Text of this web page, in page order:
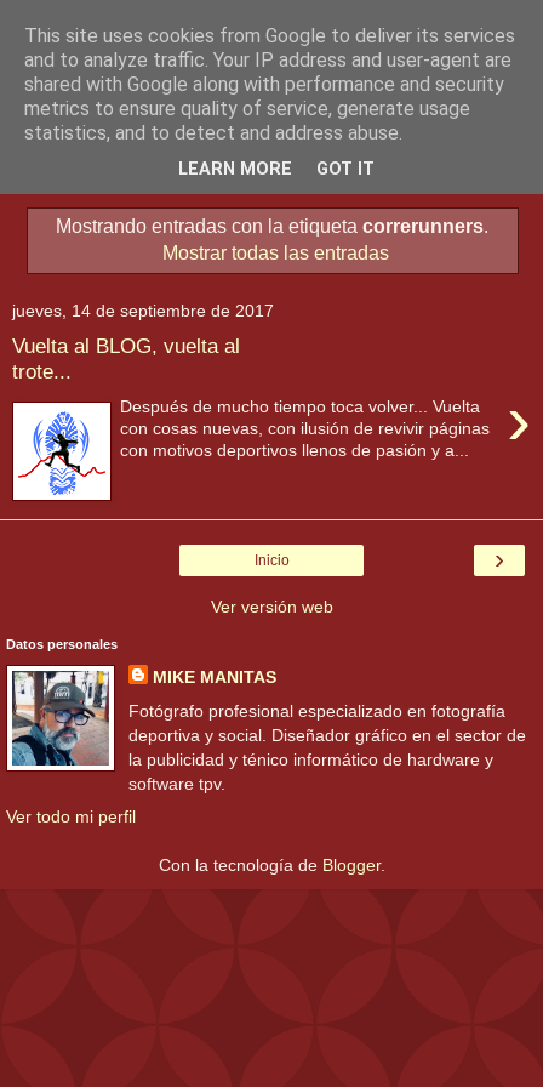
Mostrando entradas con la etiqueta correrunners.
Mostrar todas las entradas
jueves, 14 de septiembre de 2017
Vuelta al BLOG, vuelta al
trote...
›
Después de mucho tiempo toca volver... Vuelta
con cosas nuevas, con ilusión de revivir páginas
con motivos deportivos llenos de pasión y a...
›
Inicio
Ver versión web
Datos personales
MIKE MANITAS
Fotógrafo profesional especializado en fotografía
deportiva y social. Diseñador gráfico en el sector de
la publicidad y ténico informático de hardware y
software tpv.
Ver todo mi perfil
Con la tecnología de Blogger.
This site uses cookies from Google to deliver its services
and to analyze traffic. Your IP address and user-agent are
shared with Google along with performance and security
metrics to ensure quality of service, generate usage
statistics, and to detect and address abuse.
LEARN MORE GOT IT